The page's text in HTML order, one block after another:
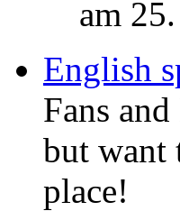
am
English
Fans
but want
place!